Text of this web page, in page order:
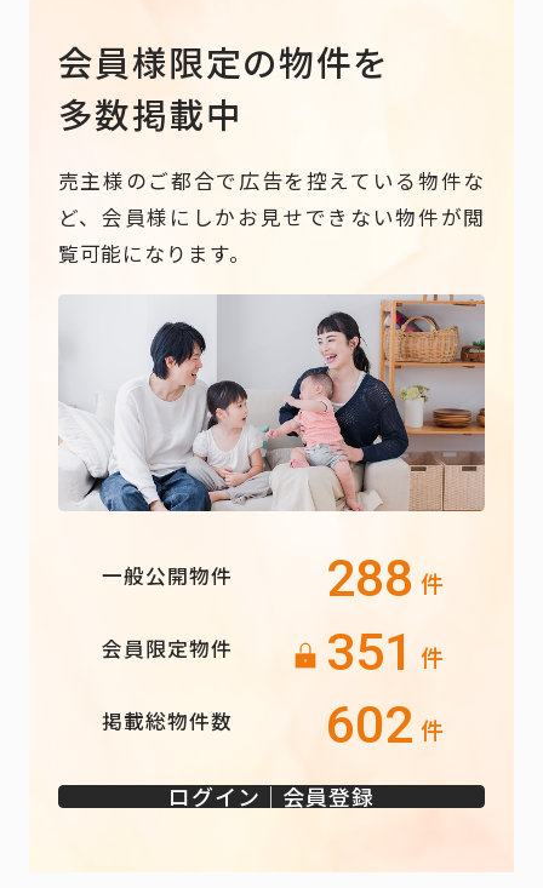
会員様限定の物件を
多数掲載中
売主様のご都合で広告を控えている物件な
ど、会員様にしかお見せできない物件が閲
覧可能になります。
一般公開物件 288 件
会員限定物件 351 件
掲載総物件数 602 件
ログイン｜会員登録